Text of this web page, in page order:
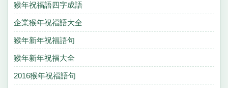
猴年祝福語四字成語
企業猴年祝福語大全
猴年新年祝福語句
猴年新年祝福大全
2016猴年祝福語句